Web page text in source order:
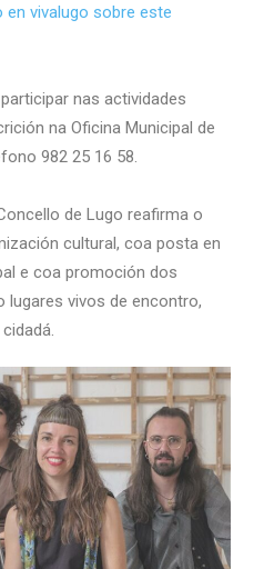
vivalugo sobre este
nas actividades
na Oficina Municipal de
982 25 16 58.
de Lugo reafirma o
cultural, coa posta en
e coa promoción dos
vivos de encontro,